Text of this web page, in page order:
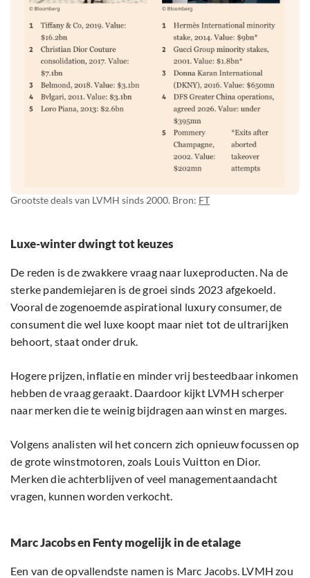
Grootste deals van LVMH sinds 2000. Bron: FT
Luxe-winter dwingt tot keuzes
De reden is de zwakkere vraag naar luxeproducten. Na de
sterke pandemiejaren is de groei sinds 2023 afgekoeld.
Vooral de zogenoemde aspirational luxury consumer, de
consument die wel luxe koopt maar niet tot de ultrarijken
behoort, staat onder druk.
Hogere prijzen, inflatie en minder vrij besteedbaar inkomen
hebben de vraag geraakt. Daardoor kijkt LVMH scherper
naar merken die te weinig bijdragen aan winst en marges.
Volgens analisten wil het concern zich opnieuw focussen op
de grote winstmotoren, zoals Louis Vuitton en Dior.
Merken die achterblijven of veel managementaandacht
vragen, kunnen worden verkocht.
Marc Jacobs en Fenty mogelijk in de etalage
Een van de opvallendste namen is Marc Jacobs. LVMH zou